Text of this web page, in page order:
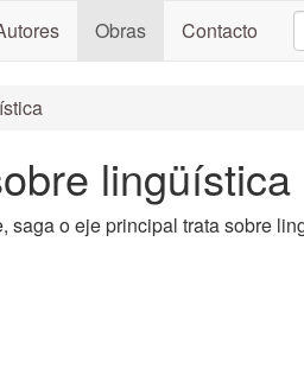
Obras Contacto
lingüística
saga o eje principal trata sobre